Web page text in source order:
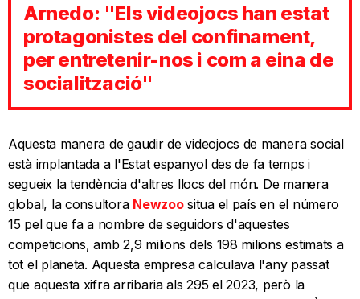
Arnedo: "Els videojocs han estat
protagonistes del confinament,
per entretenir-nos i com a eina de
socialització"
Aquesta manera de gaudir de videojocs de manera social
està implantada a l'Estat espanyol des de fa temps i
segueix la tendència d'altres llocs del món. De manera
global, la consultora Newzoositua el país en el número
15 pel que fa a nombre de seguidors d'aquestes
competicions, amb 2,9 milions dels 198 milions estimats a
tot el planeta. Aquesta empresa calculava l'any passat
que aquesta xifra arribaria als 295 el 2023, però la